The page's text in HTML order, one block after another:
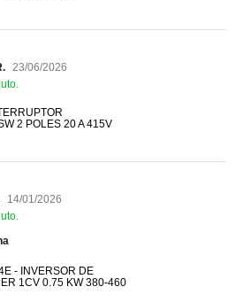
23/06/2026
2 POLES 20 A 415V
14/01/2026
- INVERSOR DE
1CV 0.75 KW 380-460